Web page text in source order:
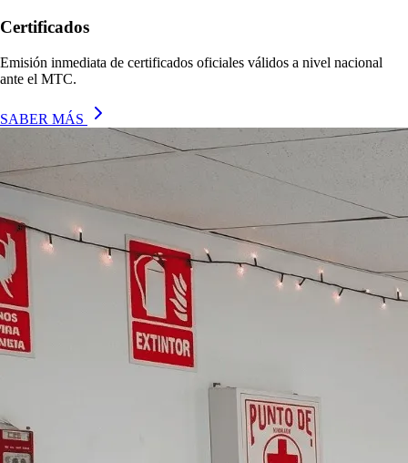
Certificados
Emisión inmediata de certificados oficiales válidos a nivel nacional
ante el MTC.
SABER MÁS